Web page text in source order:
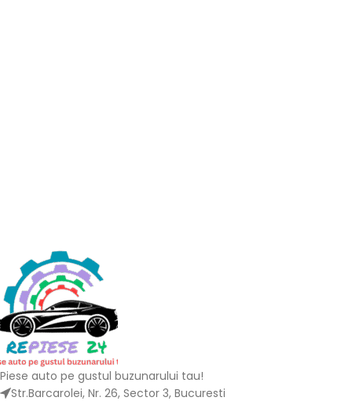
Piese auto pe gustul buzunarului tau!
Str.Barcarolei, Nr. 26, Sector 3, Bucuresti